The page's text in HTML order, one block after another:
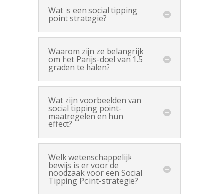
Wat is een social tipping
point strategie?
Waarom zijn ze belangrijk
om het Parijs-doel van 1.5
graden te halen?
Wat zijn voorbeelden van
social tipping point-
maatregelen en hun
effect?
Welk wetenschappelijk
bewijs is er voor de
noodzaak voor een Social
Tipping Point-strategie?